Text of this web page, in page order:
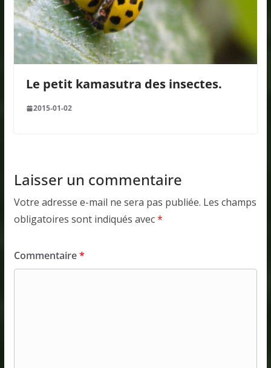
Le petit kamasutra des insectes.
2015-01-02
Laisser un commentaire
Votre adresse e-mail ne sera pas publiée. Les champs
obligatoires sont indiqués avec*
Commentaire*